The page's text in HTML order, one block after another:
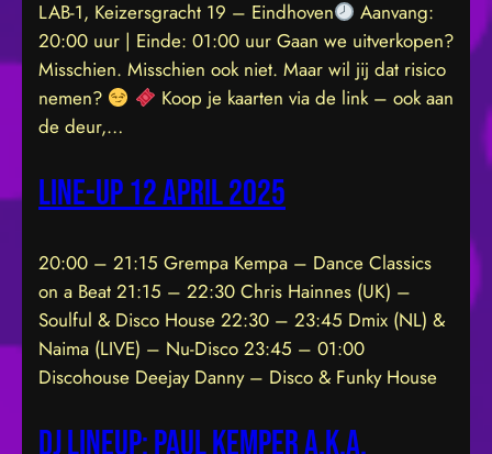
LAB-1, Keizersgracht 19 – Eindhoven
Aanvang:
20:00 uur | Einde: 01:00 uur Gaan we uitverkopen?
Misschien. Misschien ook niet. Maar wil jij dat risico
nemen?
Koop je kaarten via de link – ook aan
de deur,…
Line-up 12 april 2025
20:00 – 21:15 Grempa Kempa – Dance Classics
on a Beat 21:15 – 22:30 Chris Hainnes (UK) –
Soulful & Disco House 22:30 – 23:45 Dmix (NL) &
Naima (LIVE) – Nu-Disco 23:45 – 01:00
Discohouse Deejay Danny – Disco & Funky House
DJ Lineup: Paul Kemper a.k.a.